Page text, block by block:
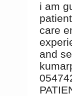
i am
care
and